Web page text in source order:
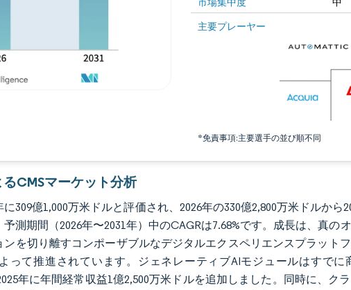
中
主要プレーヤー
*免責事項:主要選手の並び順不同
画像 © Mordor Intelligence。再利用には
CMSマーケット分析
309億1,000万米ドルと評価され、2026年の330億2,800万米ドルから
測期間（2026年〜2031年）中のCAGRは7.68%です。成長は、真の
を切り離すコンポーザブルなデジタルエクスペリエンスプラット
って推進されています。ジェネレーティブAIモジュールはすでに
年に年間経常収益1億2,500万米ドルを追加しました。同時に、ク